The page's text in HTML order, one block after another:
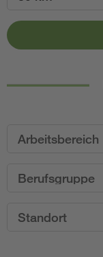
Arbeitsbereich
Berufsgruppe
Standort